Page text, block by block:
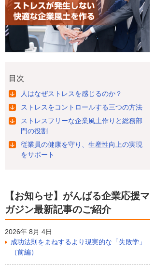
目次
人はなぜストレスを感じるのか？
ストレスをコントロールする三つの方法
ストレスフリーな企業風土作りと総務部
門の役割
従業員の健康を守り、生産性向上の実現
をサポート
【お知らせ】がんばる企業応援マ
ガジン最新記事のご紹介
2026年 8月 4日
成功法則をまねするより現実的な「失敗学」
（前編）